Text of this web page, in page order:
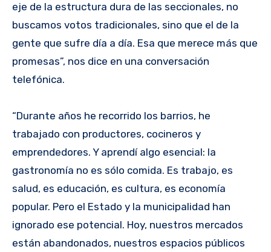
eje de la estructura dura de las seccionales, no
buscamos votos tradicionales, sino que el de la
gente que sufre día a día. Esa que merece más que
promesas”, nos dice en una conversación
telefónica.
“Durante años he recorrido los barrios, he
trabajado con productores, cocineros y
emprendedores. Y aprendí algo esencial: la
gastronomía no es sólo comida. Es trabajo, es
salud, es educación, es cultura, es economía
popular. Pero el Estado y la municipalidad han
ignorado ese potencial. Hoy, nuestros mercados
están abandonados, nuestros espacios públicos